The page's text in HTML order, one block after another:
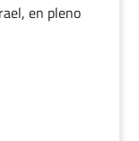
en pleno